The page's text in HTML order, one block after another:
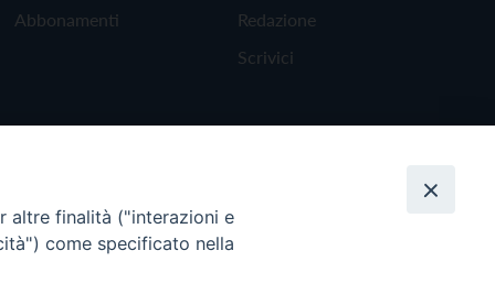
Abbonamenti
Redazione
Scrivici
altre finalità ("interazioni e
come specificato nella